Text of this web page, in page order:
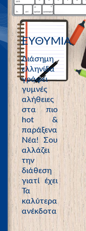
ΕΥΘΥΜΙΑ
Διάσημη
ελληνίδα
γράφει
γυμνές
αλήθειες
στα πιο
hot &
παράξενα
Νέα! Σου
αλλάζει
την
διάθεση
γιατί έχει
Τα
καλύτερα
ανέκδοτα